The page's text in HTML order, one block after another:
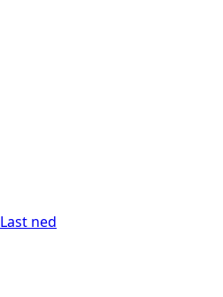
Last ned